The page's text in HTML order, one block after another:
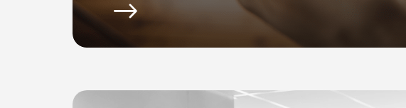
Bacchus equipements vous propose toute une série de guides
d’achat afin de vous fournir les conseils pour bien choisir et
utiliser votre équipement.